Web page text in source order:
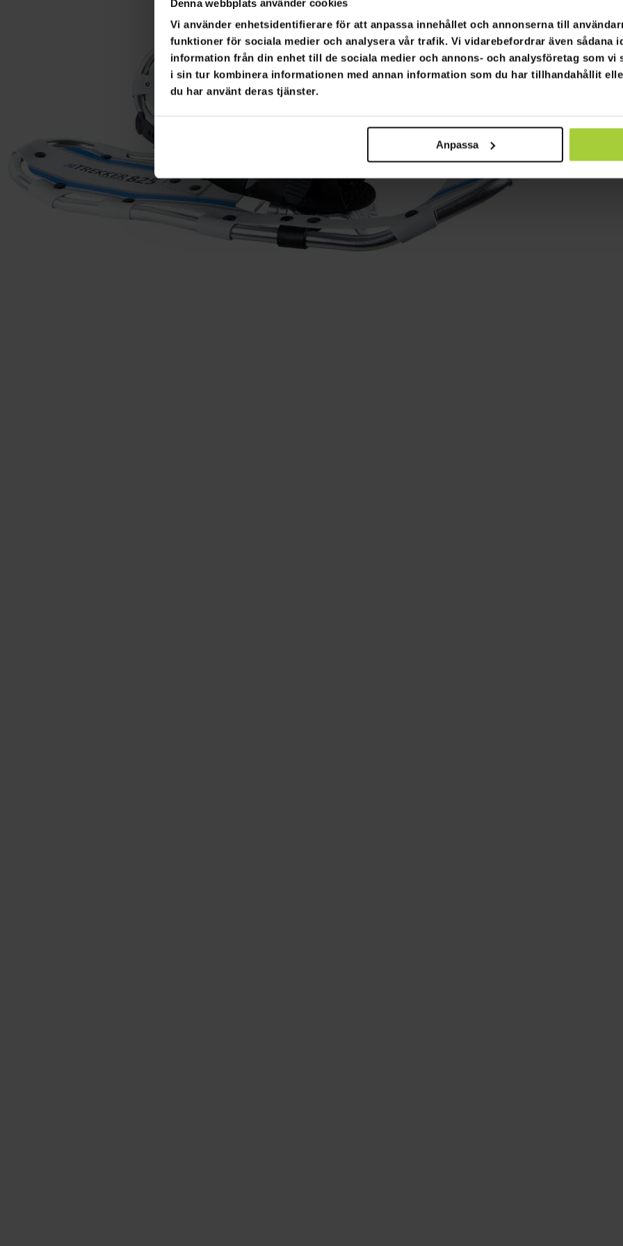
Denna webbplats använder cookies
Vi använder enhetsidentifierare för att anpassa innehållet och annonserna till
funktioner för sociala medier och analysera vår trafik. Vi vidarebefordrar även sådana
information från din enhet till de sociala medier och annons- och analysföretag som vi
i sin tur kombinera informationen med annan information som du har tillhandahållit
du har använt deras tjänster.
Anpassa